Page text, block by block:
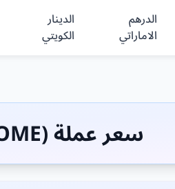
الدرهم
الاماراتي
الدينار
الكويتي
سعر عملة (BOME) اليوم